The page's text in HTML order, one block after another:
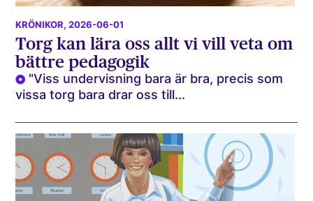
KRÖNIKOR, 2026-06-01
Torg kan lära oss allt vi vill veta om
bättre pedagogik
"Viss undervisning bara är bra, precis som
vissa torg bara drar oss till...